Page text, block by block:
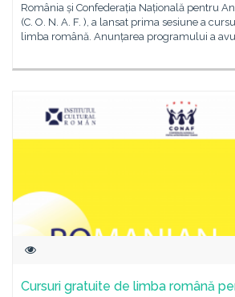
România și Confederația Națională pentru
(C. O. N. A. F. ), a lansat prima sesiune a
limba română. Anunțarea programului a
Cursuri gratuite de limba română